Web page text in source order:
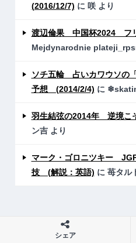
(2016/12/7) に 咲より
渡辺倫果 中国杯2024 フ
Mejdynarodnie
ソチ五輪 占いカワウソの
予想 (2014/2/4) に
羽生結弦の2014年 逆境こ
ン吉より
マーク・ゴロニツキー
技 (解説：英語) に 苺タル
シェア